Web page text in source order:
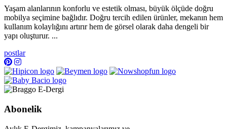
Yaşam alanlarının konforlu ve estetik olması, büyük ölçüde doğru
mobilya seçimine bağlıdır. Doğru tercih edilen ürünler, mekanın hem
kullanım kolaylığını artırır hem de görsel olarak daha dengeli bir
yapı oluşturur. ...
postlar
Abonelik